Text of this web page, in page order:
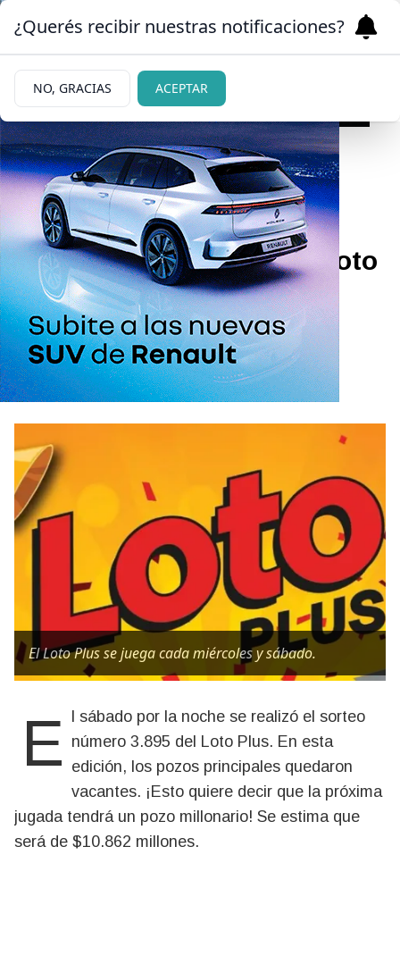
28/06/2026
Mirá cuáles fueron los
números ganadores del Loto
Plus
Todos los detalles.
El Loto Plus se juega cada miércoles y sábado.
El sábado por la noche se realizó el sorteo número 3.895 del Loto Plus. En esta
edición, los pozos principales quedaron
vacantes. ¡Esto quiere decir que la próxima
jugada tendrá un pozo millonario! Se estima que
será de $10.862 millones.
¿Querés recibir nuestras notificaciones?
NO, GRACIAS ACEPTAR